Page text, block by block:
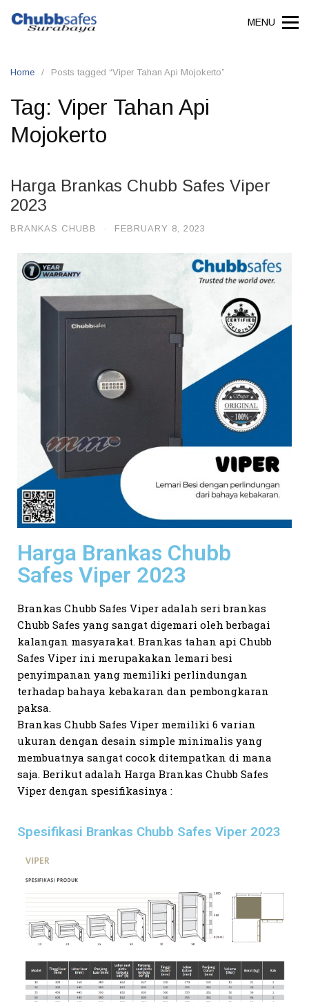
MENU
Home Posts tagged “Viper Tahan Api Mojokerto”
Tag: Viper Tahan Api
Mojokerto
Harga Brankas Chubb Safes Viper
2023
BRANKAS CHUBB · FEBRUARY 8, 2023
Harga Brankas Chubb
Safes Viper 2023
Brankas Chubb Safes Viper adalah seri brankas
Chubb Safes yang sangat digemari oleh berbagai
kalangan masyarakat. Brankas tahan api Chubb
Safes Viper ini merupakakan lemari besi
penyimpanan yang memiliki perlindungan
terhadap bahaya kebakaran dan pembongkaran
paksa.
Brankas Chubb Safes Viper memiliki 6 varian
ukuran dengan desain simple minimalis yang
membuatnya sangat cocok ditempatkan di mana
saja. Berikut adalah Harga Brankas Chubb Safes
Viper dengan spesifikasinya :
Spesifikasi Brankas Chubb Safes Viper 2023